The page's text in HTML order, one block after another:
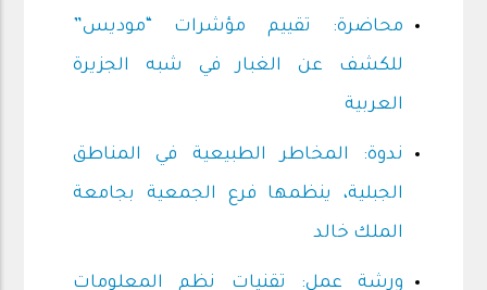
محاضرة: تقييم مؤشرات “موديس”
للكشف عن الغبار في شبه الجزيرة
العربية
ندوة: المخاطر الطبيعية في المناطق
الجبلية، ينظمها فرع الجمعية بجامعة
الملك خالد
ورشة عمل: تقنيات نظم المعلومات